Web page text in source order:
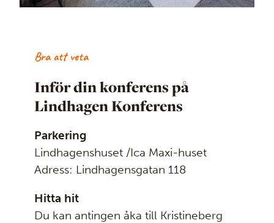
Bra att veta
Inför din konferens på
Lindhagen Konferens
Parkering
Lindhagenshuset /Ica Maxi-huset
Adress: Lindhagensgatan 118
Hitta hit
Du kan antingen åka till Kristineberg